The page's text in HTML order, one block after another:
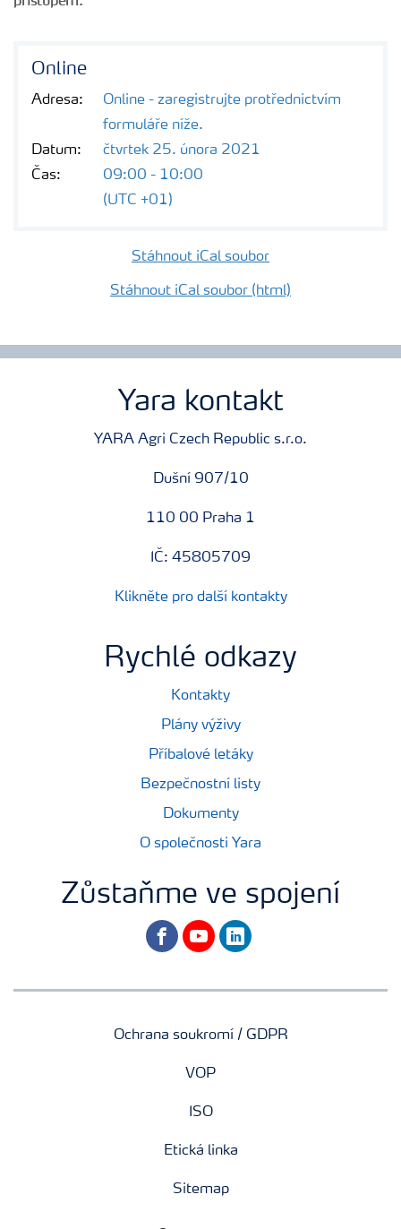
Online
Adresa:
Online - zaregistrujte protřednictvím
formuláře níže.
Datum:
čtvrtek 25. února 2021
Čas:
09:00 - 10:00
(UTC +01)
Stáhnout iCal soubor
Stáhnout iCal soubor (html)
Yara kontakt
YARA Agri Czech Republic s.r.o.
Dušní 907/10
110 00 Praha 1
IČ: 45805709
Klikněte pro další kontakty
Rychlé odkazy
Kontakty
Plány výživy
Příbalové letáky
Bezpečnostní listy
Dokumenty
O společnosti Yara
Zůstaňme ve spojení
facebookyoutubelinkedin
Ochrana soukromí / GDPR
VOP
ISO
Etická linka
Sitemap